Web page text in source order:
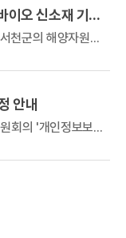
2026년도 서천 해양 블루바이오 신소재 기반 관련 기술지원 및 해외진출 등 사업화 지원사업 공고
건양대학교 KY 앵커 사업단은 서천군의 해양자원과 블루바이오 잠재력을 활용, 블루바이오 융합 신산업 발굴 및 육성 추진을 위해 지역 산업의 실제...
안내
해양수산부 및 개인정보보호위원회의 '개인정보보호 강화를 위한 인터넷망 개인정보처리시스템 이용약관 개정 지침'에 따라, 안전성이 확보되지 않은 자...